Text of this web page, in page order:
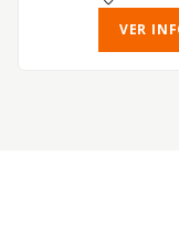
VER